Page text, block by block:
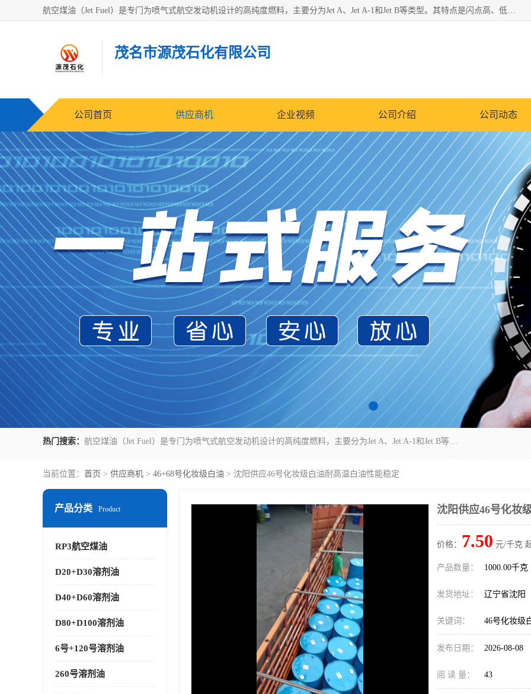
航空煤油（Jet Fuel）是专门为喷气式航空发动机设计的高纯度燃料，主要分为Jet A、Jet A-1和Jet B等类型。其特点是闪点高、低温流动性好，并添加了抗静电剂和抗氧化剂以确保飞行安全。航空煤油需
茂名市源茂石化有限公司
公司首页 供应商机 企业视频 公司介绍 公司动态
热门搜索： 航空煤油（Jet Fuel）是专门为喷气式航空发动机设计的高纯度燃料，主要分为Jet A、Jet A-1和Jet B等类型。其特点是闪点高、低温流动性好，并添加了抗静电剂和抗氧化剂以确保飞行安全。航空煤油需
当前位置： 首页 > 供应商机 > 46+68号化妆级白油 > 沈阳供应46号化妆级白油耐高温白油性能稳定
产品分类 Product
RP3航空煤油
D20+D30溶剂油
D40+D60溶剂油
D80+D100溶剂油
6号+120号溶剂油
260号溶剂油
沈阳供应46号化妆
价格： 7.50 元/千克
产品数量： 1000.00千克
发货地址： 辽宁省沈阳
关键词： 46号化妆级
发布日期： 2026-08-08
阅 读 量： 43